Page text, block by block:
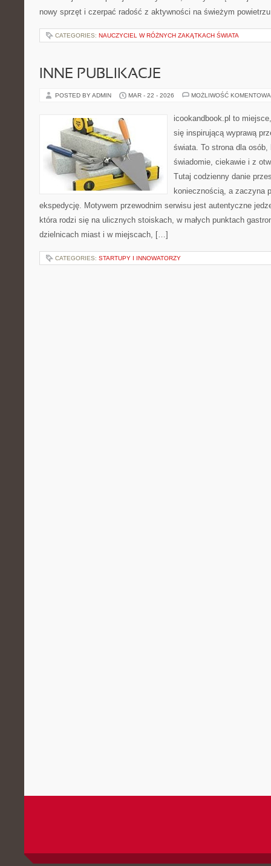
nowy sprzęt i czerpać radość z aktywności na świeżym
CATEGORIES: NAUCZYCIEL W RÓŻNYCH ZAKĄTKACH ŚWIATA
INNE PUBLIKACJE
POSTED BY ADMIN MAR - 22 - 2026 MOŻLIWOŚĆ
icookandbook.pl to
się inspirującą wyprawą
świata. To strona dla
świadomie, ciekawie i z
Tutaj codzienny danie
koniecznością, a zaczyna
ekspedycję. Motywem przewodnim serwisu jest autentyczne
która rodzi się na ulicznych stoiskach, w małych punktach
dzielnicach miast i w miejscach, […]
CATEGORIES: STARTUPY I INNOWATORZY